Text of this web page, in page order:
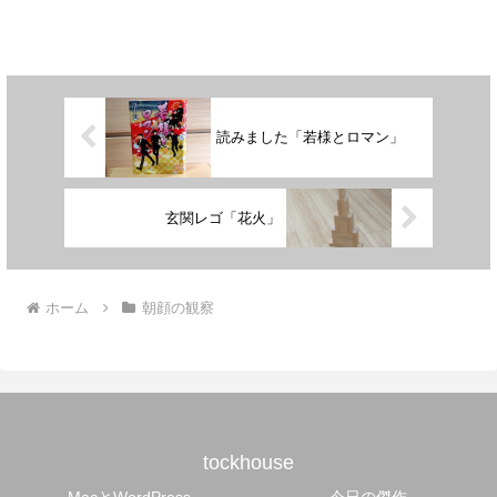
読みました「若様とロマン」
玄関レゴ「花火」
ホーム 朝顔の観察
tockhouse